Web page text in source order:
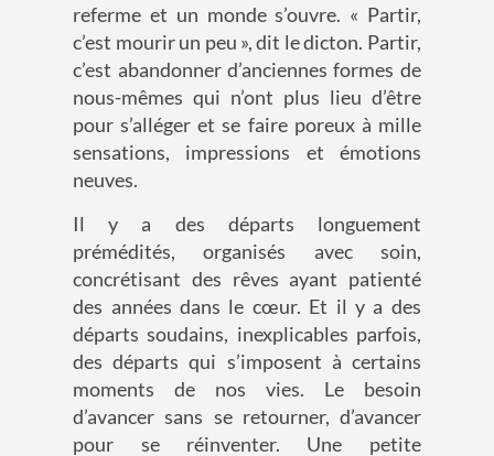
referme et un monde s’ouvre. « Partir,
c’est mourir un peu », dit le dicton. Partir,
c’est abandonner d’anciennes formes de
nous-mêmes qui n’ont plus lieu d’être
pour s’alléger et se faire poreux à mille
sensations, impressions et émotions
neuves.
Il y a des départs longuement
prémédités, organisés avec soin,
concrétisant des rêves ayant patienté
des années dans le cœur. Et il y a des
départs soudains, inexplicables parfois,
des départs qui s’imposent à certains
moments de nos vies. Le besoin
d’avancer sans se retourner, d’avancer
pour se réinventer. Une petite